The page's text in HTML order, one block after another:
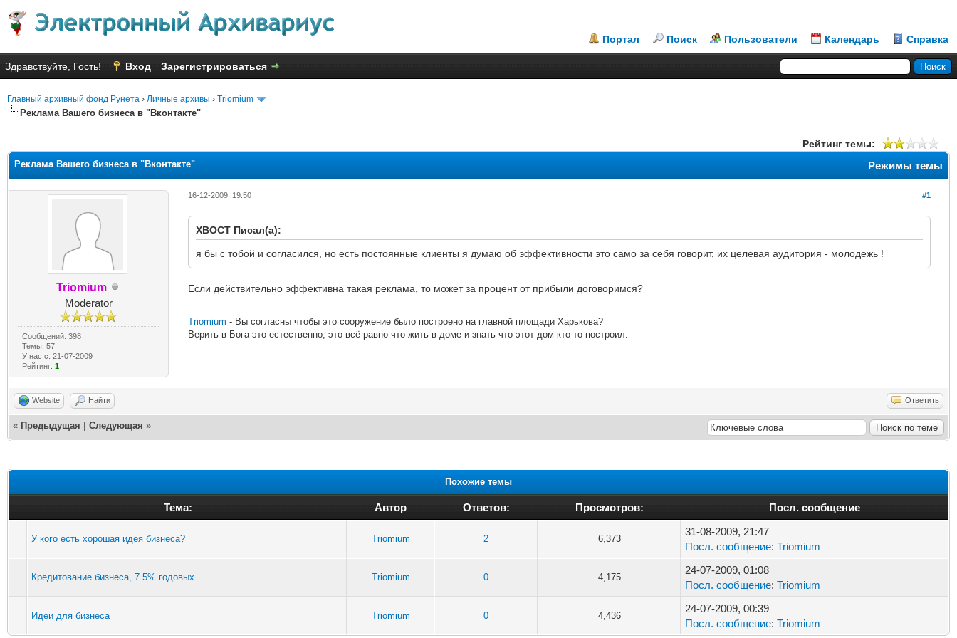
Портал Поиск Пользователи Календарь Справка
Здравствуйте, Гость! Вход Зарегистрироваться
Главный архивный фонд Рунета › Личные архивы › Triomium
Реклама Вашего бизнеса в "Вконтакте"
Рейтинг темы:
Режимы темы
Реклама Вашего бизнеса в "Вконтакте"
Triomium
Moderator
Сообщений: 398
Темы: 57
У нас с: 21-07-2009
Рейтинг:1
#1
16-12-2009, 19:50
XBOCT Писал(а):
я бы с тобой и согласился, но есть постоянные клиенты я думаю об эффективности это само за себя говорит, их целевая аудитория - молодежь !
Если действительно эффективна такая реклама, то может за процент от прибыли договоримся?
Triomium - Вы согласны чтобы это сооружение было построено на главной площади Харькова?
Верить в Бога это естественно, это всё равно что жить в доме и знать что этот дом кто-то построил.
Website Найти Ответить
« Предыдущая Следующая »
Похожие темы
Тема: Автор Ответов: Просмотров: Посл. сообщение
У кого есть хорошая идея бизнеса? Triomium 2 6,373
31-08-2009, 21:47
Посл. сообщение: Triomium
Кредитование бизнеса, 7.5% годовых Triomium 0 4,175
24-07-2009, 01:08
Посл. сообщение: Triomium
Идеи для бизнеса Triomium 0 4,436
24-07-2009, 00:39
Посл. сообщение: Triomium